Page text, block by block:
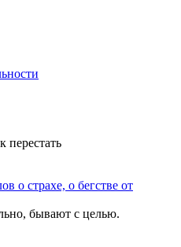
перестать
о страхе, о бегстве от
бывают с целью.